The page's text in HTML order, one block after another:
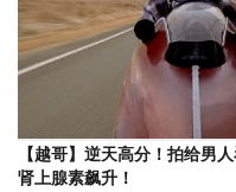
【越哥】逆天高分！拍给男
肾上腺素飙升！